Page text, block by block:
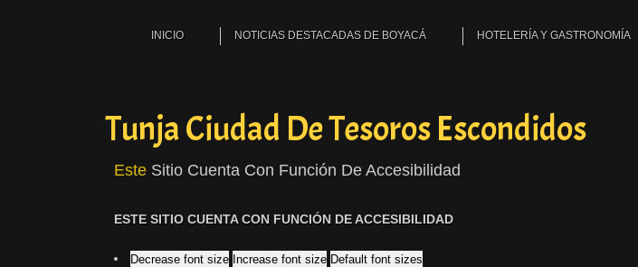
INICIO NOTICIAS DESTACADAS DE BOYACÁ HOTELERÍA Y GASTRONOMÍA
Tunja Ciudad De Tesoros Escondidos
Este Sitio Cuenta Con Función De Accesibilidad
ESTE SITIO CUENTA CON FUNCIÓN DE ACCESIBILIDAD
Decrease font size Increase font size Default font sizes